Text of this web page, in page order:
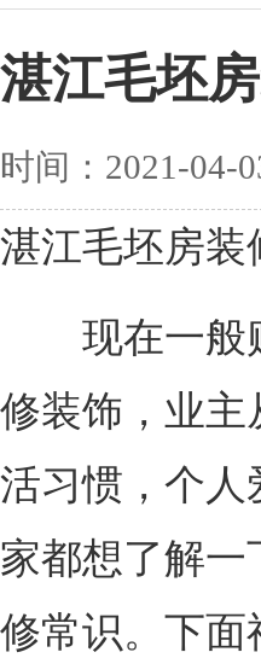
湛江毛坯
时间：2021-04-
湛江毛坯房装
现在一般购
修装饰，业主
活习惯，个人
家都想了解
修常识。下面